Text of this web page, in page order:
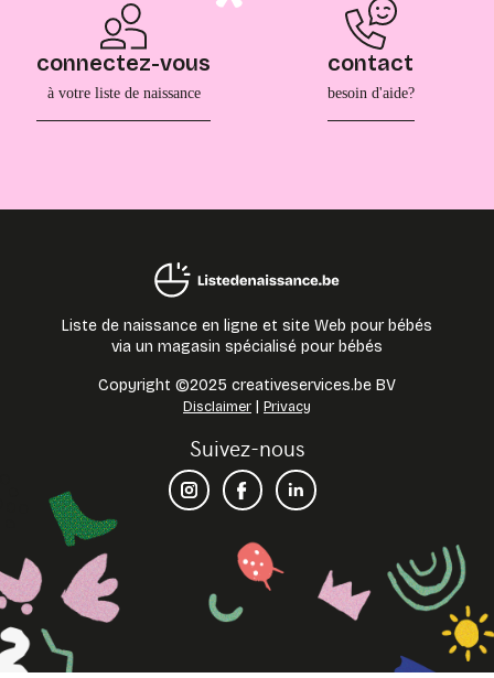
connectez-vous
à votre liste de naissance
contact
besoin d'aide?
Liste de naissance en ligne et site Web pour bébés
via un magasin spécialisé pour bébés
Copyright ©2025 creativeservices.be BV
Disclaimer | Privacy
Suivez-nous